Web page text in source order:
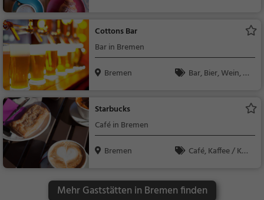
Cottons Bar
Bar in Bremen
Bremen
Bar, Bier, Wein, Sn
Starbucks
Café in Bremen
Bremen
Café, Kaffee / Kuc
ck / Teigwaren
Mehr Gaststätten in Bremen finden